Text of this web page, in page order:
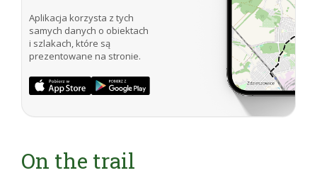
Aplikacja korzysta z tych
samych danych o obiektach
i szlakach, które są
prezentowane na stronie.
On the trail